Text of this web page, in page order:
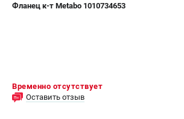
Фланец к-т Metabo 1010734653
Временно отсутствует
Оставить отзыв